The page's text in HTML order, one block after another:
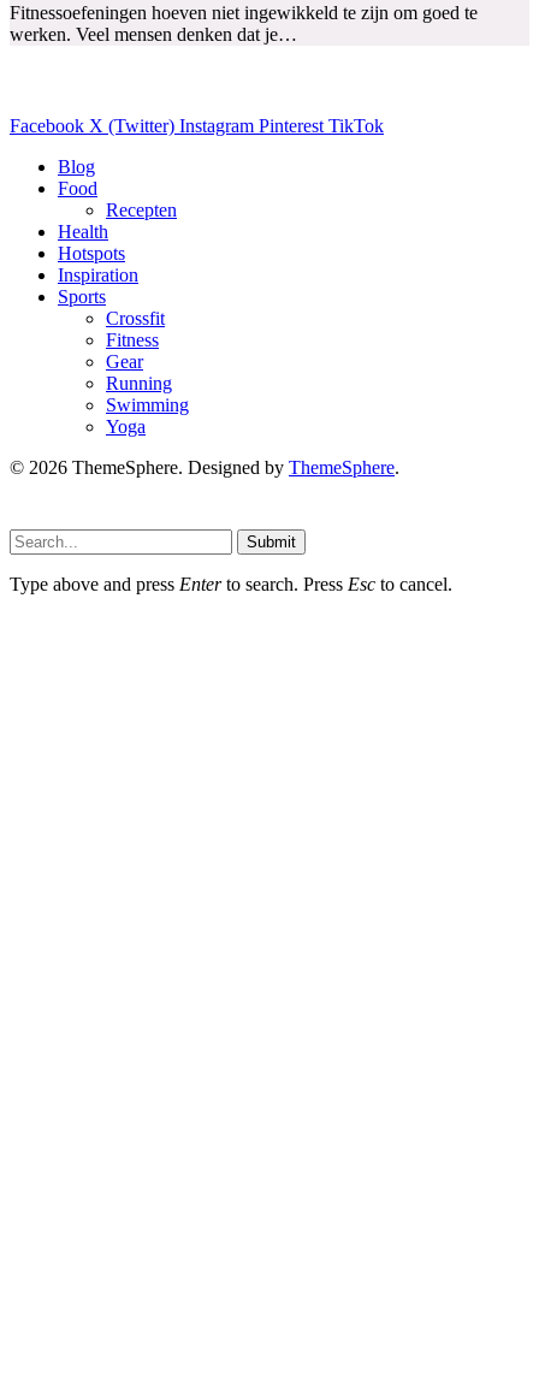
Fitnessoefeningen hoeven niet ingewikkeld te zijn om goed te
werken. Veel mensen denken dat je…
Facebook X (Twitter) Instagram Pinterest TikTok
Blog
Food
Recepten
Health
Hotspots
Inspiration
Sports
Crossfit
Fitness
Gear
Running
Swimming
Yoga
© 2026 ThemeSphere. Designed by ThemeSphere.
Submit
Type above and press Enterto search. Press Esc to cancel.